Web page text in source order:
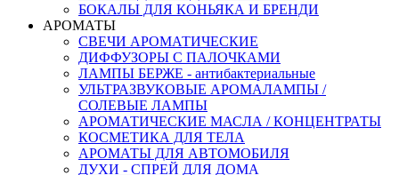
БОКАЛЫ ДЛЯ КОНЬЯКА И БРЕНДИ
АРОМАТЫ
СВЕЧИ АРОМАТИЧЕСКИЕ
ДИФФУЗОРЫ С ПАЛОЧКАМИ
ЛАМПЫ БЕРЖЕ - антибактериальные
УЛЬТРАЗВУКОВЫЕ АРОМАЛАМПЫ /
СОЛЕВЫЕ ЛАМПЫ
АРОМАТИЧЕСКИЕ МАСЛА / КОНЦЕНТРАТЫ
КОСМЕТИКА ДЛЯ ТЕЛА
АРОМАТЫ ДЛЯ АВТОМОБИЛЯ
ДУХИ - СПРЕЙ ДЛЯ ДОМА